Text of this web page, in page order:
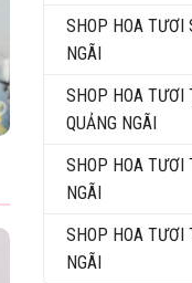
SHOP HOA TƯƠI
NGÃI
SHOP HOA TƯƠI
QUẢNG NGÃI
SHOP HOA TƯƠI
NGÃI
SHOP HOA TƯƠI
NGÃI